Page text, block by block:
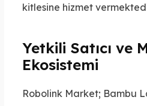
kitlesine hizmet
Yetkili Satıcı ve
Ekosistemi
Robolink Market; Bambu